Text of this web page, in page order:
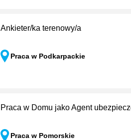
Ankieter/ka terenowy/a
Praca w Podkarpackie
Praca w Domu jako Agent
Praca w Pomorskie